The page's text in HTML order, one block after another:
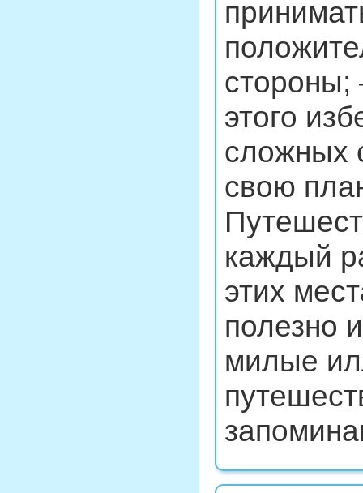
стороны;
этого
сложных
свою
каждый
этих
полезно
милые